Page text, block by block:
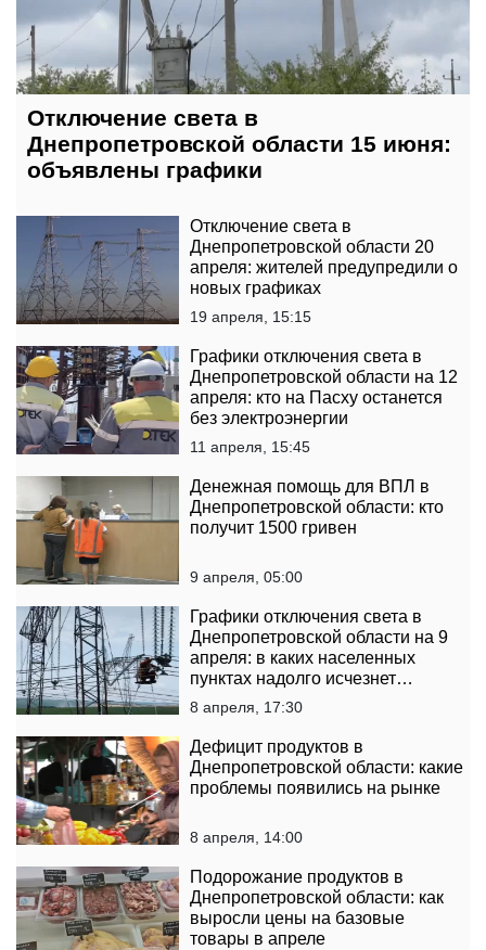
Отключение света в
Днепропетровской области 15 июня:
объявлены графики
Отключение света в
Днепропетровской области 20
апреля: жителей предупредили о
новых графиках
19 апреля, 15:15
Графики отключения света в
Днепропетровской области на 12
апреля: кто на Пасху останется
без электроэнергии
11 апреля, 15:45
Денежная помощь для ВПЛ в
Днепропетровской области: кто
получит 1500 гривен
9 апреля, 05:00
Графики отключения света в
Днепропетровской области на 9
апреля: в каких населенных
пунктах надолго исчезнет
электричество
8 апреля, 17:30
Дефицит продуктов в
Днепропетровской области: какие
проблемы появились на рынке
8 апреля, 14:00
Подорожание продуктов в
Днепропетровской области: как
выросли цены на базовые
товары в апреле